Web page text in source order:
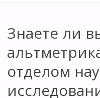
Знаете ли
отделом